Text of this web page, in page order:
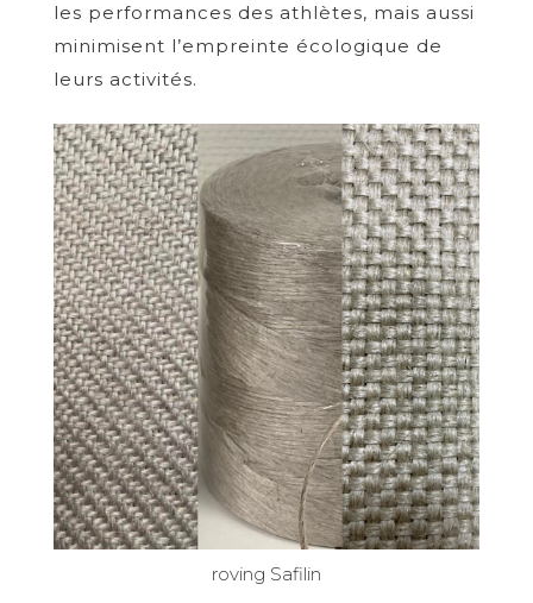
les performances des athlètes, mais aussi
minimisent l’empreinte écologique de
leurs activités.
roving Safilin